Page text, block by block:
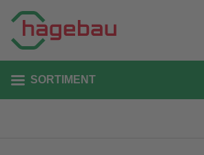
SORTIMENT